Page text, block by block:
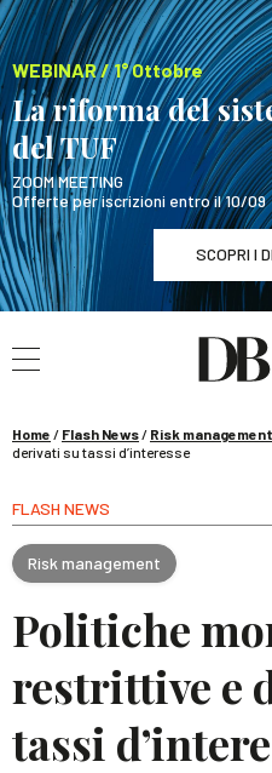
WEBINAR / 1° Ottobre
La riforma del
del TUF
ZOOM MEETING
Offerte per iscrizioni entro il 10/09
SCOPRI I
WEBINAR /
La riforma del sistema
Home / Flash News/ Risk management
derivati su tassi d’interesse
FLASH NEWS
Risk management
Politiche
restrittive e
tassi